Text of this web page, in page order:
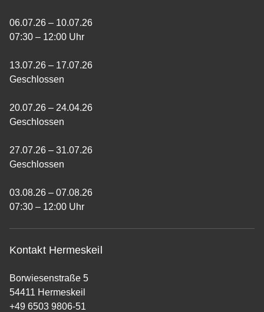
06.07.26 – 10.07.26
07:30 – 12:00 Uhr
13.07.26 – 17.07.26
Geschlossen
20.07.26 – 24.04.26
Geschlossen
27.07.26 – 31.07.26
Geschlossen
03.08.26 – 07.08.26
07:30 – 12:00 Uhr
Kontakt Hermeskeil
Borwiesenstraße 5
54411 Hermeskeil
+49 6503 9806-51